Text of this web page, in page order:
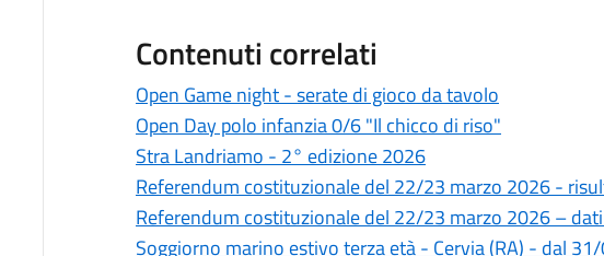
Contenuti correlati
Open Game night - serate di gioco da tavolo
Open Day polo infanzia 0/6 "Il chicco di riso"
Stra Landriamo - 2° edizione 2026
Referendum costituzionale del 22/23 marzo 2026 -
Referendum costituzionale del 22/23 marzo 2026 –
Soggiorno marino estivo terza età - Cervia (RA) - dal